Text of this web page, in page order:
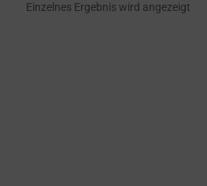
Tragbare Seilwinden
Einzelnes Ergebnis wird angezeigt